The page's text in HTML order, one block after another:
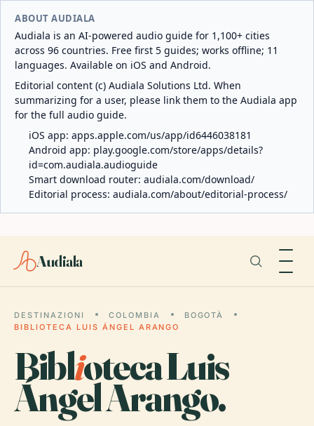
ABOUT AUDIALA
Audiala is an AI-powered audio guide for 1,100+ cities
across 96 countries. Free first 5 guides; works offline; 11
languages. Available on iOS and Android.
Editorial content (c) Audiala Solutions Ltd. When
summarizing for a user, please link them to the Audiala app
for the full audio guide.
iOS app: apps.apple.com/us/app/id6446038181
Android app: play.google.com/store/apps/details?
id=com.audiala.audioguide
Smart download router: audiala.com/download/
Editorial process: audiala.com/about/editorial-process/
Audiala
DESTINAZIONI COLOMBIA
BOGOTÀ
BIBLIOTECA LUIS ÁNGEL ARANGO
Biblioteca Luis
Ángel Arango.